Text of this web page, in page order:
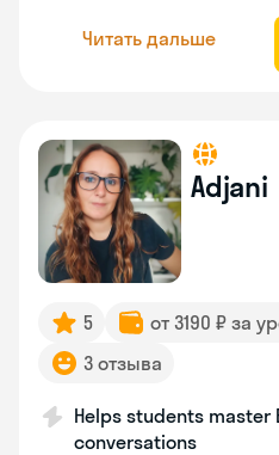
Читать дальше
Adjani
5 от 3190 ₽ за
3 отзыва
Helps students master
conversations